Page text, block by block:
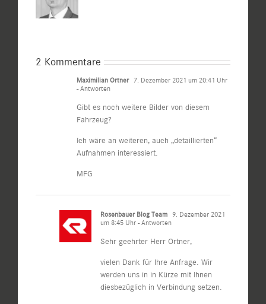
2 Kommentare
Maximilian Ortner 7. Dezember 2021 um 20:41 Uhr
- Antworten
Gibt es noch weitere Bilder von diesem
Fahrzeug?
Ich wäre an weiteren, auch „detaillierten“
Aufnahmen interessiert.
MFG
Rosenbauer Blog Team
9. Dezember 2021
um 8:45 Uhr - Antworten
Sehr geehrter Herr Ortner,
vielen Dank für Ihre Anfrage. Wir
werden uns in in Kürze mit Ihnen
diesbezüglich in Verbindung setzen.